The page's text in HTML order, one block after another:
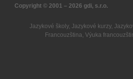
Copyright © 2001 – 2026 gdi, s.r.o.
Jazykové školy, Jazykové kurzy,
Francouzština,Výuka